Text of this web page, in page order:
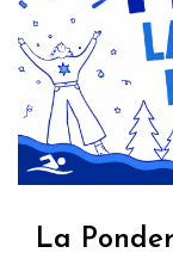
La